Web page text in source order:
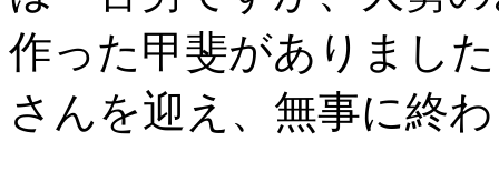
作った甲斐がありまし
さんを迎え、無事に終